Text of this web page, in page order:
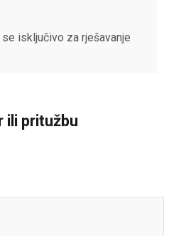
isključivo za rješavanje
ili pritužbu